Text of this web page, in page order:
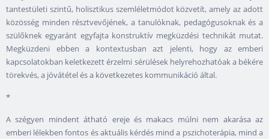
tantestületi szintű, holisztikus szemléletmódot közvetít, amely az adott
közösség minden résztvevőjének, a tanulóknak, pedagógusoknak és a
szülőknek egyaránt egyfajta konstruktív megküzdési technikát mutat.
Megküzdeni ebben a kontextusban azt jelenti, hogy az emberi
kapcsolatokban keletkezett érzelmi sérülések helyrehozhatóak a békére
törekvés, a jóvátétel és a következetes kommunikáció által.
*
A szégyen mindent átható ereje és makacs múlni nem akarása az
emberi lélekben fontos és aktuális kérdés mind a pszichoterápia, mind a